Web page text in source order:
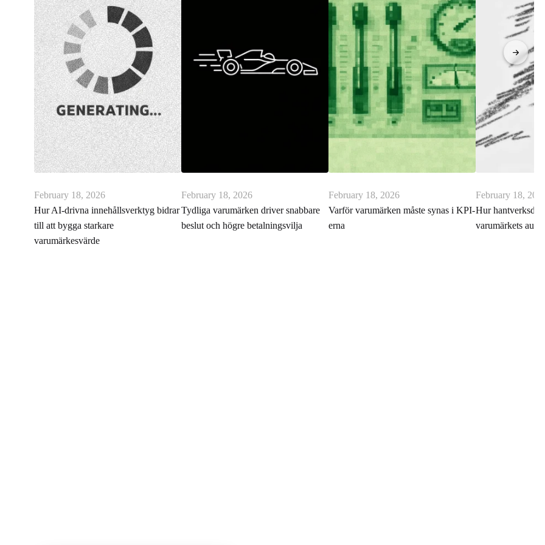
February 18, 2026
Hur AI-drivna innehållsverktyg bidrar
till att bygga starkare
varumärkesvärde
February 18, 2026
Tydliga varumärken driver snabbare
beslut och högre betalningsvilja
February 18, 2026
Varför varumärken måste synas i KPI-
erna
February 18,
Hur
varumärkets